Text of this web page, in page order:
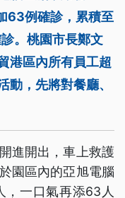
63例確診，累積至
。桃園市長鄭文
港區內所有員工超
動，先將對餐廳、
進開出，車上救護
園區內的亞旭電腦
，一口氣再添63人